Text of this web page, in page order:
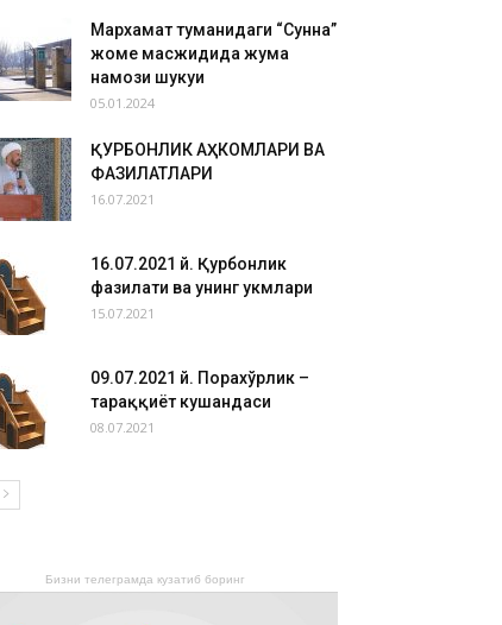
Мархамат туманидаги “Сунна”
жоме масжидида жума
намози шукуҳи
05.01.2024
ҚУРБОНЛИК АҲКОМЛАРИ ВА
ФАЗИЛАТЛАРИ
16.07.2021
16.07.2021 й. Қурбонлик
фазилати ва унинг ҳукмлари
15.07.2021
09.07.2021 й. Порахўрлик –
тараққиёт кушандаси
08.07.2021
Бизни телеграмда кузатиб боринг